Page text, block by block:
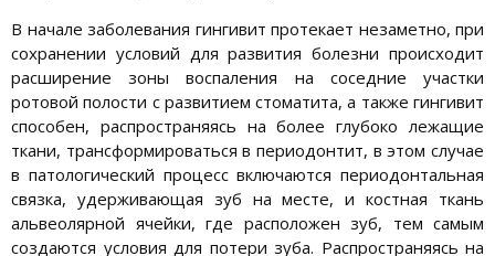
В начале заболевания гингивит протекает незаметно, при
сохранении условий для развития болезни происходит
расширение зоны воспаления на соседние участки
ротовой полости с развитием стоматита, а также гингивит
способен, распространяясь на более глубоко лежащие
ткани, трансформироваться в периодонтит, в этом случае
в патологический процесс включаются периодонтальная
связка, удерживающая зуб на месте, и костная ткань
альвеолярной ячейки, где расположен зуб, тем самым
создаются условия для потери зуба. Распространяясь на